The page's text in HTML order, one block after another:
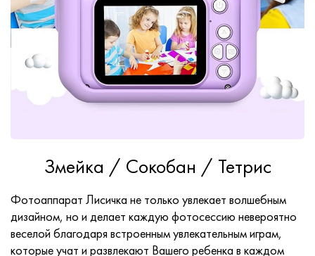
Змейка / Сокобан / Тетрис
Фотоаппарат Лисичка не только увлекает волшебным
дизайном, но и делает каждую фотосессию невероятно
веселой благодаря встроенным увлекательным играм,
которые учат и развлекают Вашего ребенка в каждом